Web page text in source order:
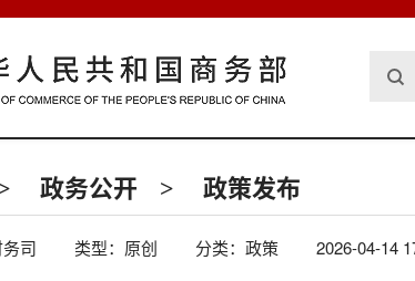
政务公开 > 政策发布
司 类型：原创 分类：政策 2026-04-14